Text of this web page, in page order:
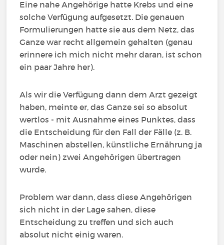
Eine nahe Angehörige hatte Krebs und eine
solche Verfügung aufgesetzt. Die genauen
Formulierungen hatte sie aus dem Netz, das
Ganze war recht allgemein gehalten (genau
erinnere ich mich nicht mehr daran, ist schon
ein paar Jahre her).
Als wir die Verfügung dann dem Arzt gezeigt
haben, meinte er, das Ganze sei so absolut
wertlos - mit Ausnahme eines Punktes, dass
die Entscheidung für den Fall der Fälle (z. B.
Maschinen abstellen, künstliche Ernährung ja
oder nein) zwei Angehörigen übertragen
wurde.
Problem war dann, dass diese Angehörigen
sich nicht in der Lage sahen, diese
Entscheidung zu treffen und sich auch
absolut nicht einig waren.